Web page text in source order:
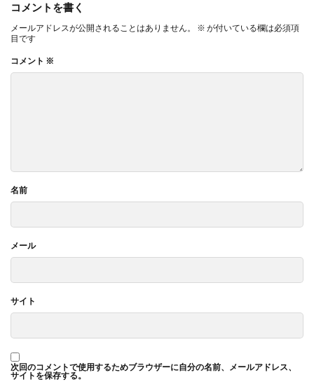
コメントを書く
メールアドレスが公開されることはありません。 ※ が付いている欄は必須項
目です
コメント ※
名前
メール
サイト
次回のコメントで使用するためブラウザーに自分の名前、メールアドレス、
サイトを保存する。